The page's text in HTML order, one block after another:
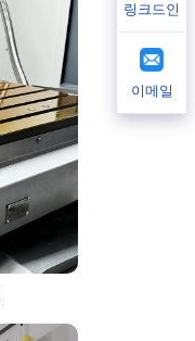
링크드인
이메일